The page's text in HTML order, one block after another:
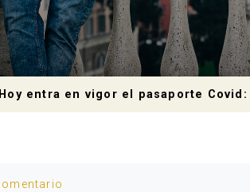
Hoy entra en vigor el pasaporte